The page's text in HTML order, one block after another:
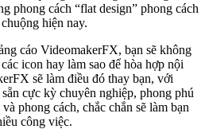
phong cách “flat design” phong cách
hiện nay.
cáo VideomakerFX, bạn sẽ không
icon hay làm sao để hòa hợp nội
sẽ làm điều đó thay bạn, với
cực kỳ chuyên nghiệp, phong phú
phong cách, chắc chắn sẽ làm bạn
công việc.